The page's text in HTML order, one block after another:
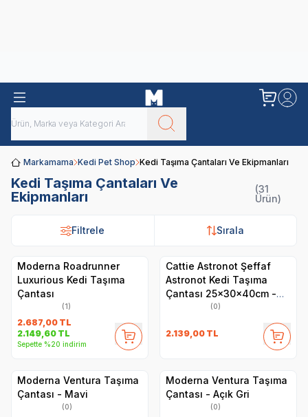
Markamama Kedi Pet Shop Kedi Taşıma Çantaları Ve Ekipmanları
Kedi Taşıma Çantaları Ve
Ekipmanları
(31
Ürün)
Filtrele Sırala
Filtrele Sırala
Moderna Roadrunner
Luxurious Kedi Taşıma
Çantası
(1)
2.687,00 TL
2.149,60 TL
Sepette %20 indirim
Cattie Astronot Şeffaf
Astronot Kedi Taşıma
Çantası 25x30x40cm -
(0)
2.139,00 TL
Moderna Ventura Taşıma
Çantası - Mavi
(0)
Moderna Ventura Taşıma
Çantası - Açık Gri
(0)